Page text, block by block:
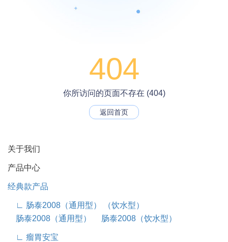
404
你所访问的页面不存在 (404)
返回首页
关于我们
产品中心
经典款产品
∟ 肠泰2008（通用型） （饮水型）
肠泰2008（通用型）
肠泰2008（饮水型）
∟ 瘤胃安宝